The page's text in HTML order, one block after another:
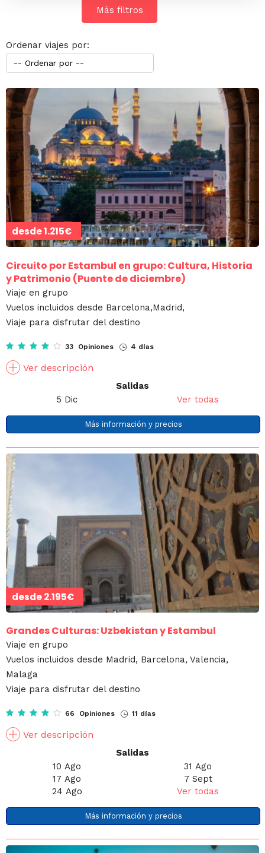
Más filtros
Ordenar viajes por:
desde1.215€
Circuito por Estambul en grupo: Cultura, Historia
y Patrimonio (Puente de diciembre)
Viaje en grupo
Vuelos incluidos desde Barcelona,Madrid,
Viaje para disfrutar del destino
33 Opiniones 4 días
Ver descripción
Salidas
5 Dic
Ver todas
Más información y precios
desde2.195€
Grandes Culturas: Uzbekistan y Estambul
Viaje en grupo
Vuelos incluidos desde Madrid, Barcelona, Valencia,
Malaga
Viaje para disfrutar del destino
66 Opiniones 11 días
Ver descripción
Salidas
10 Ago
17 Ago
24 Ago
31 Ago
7 Sept
Ver todas
Más información y precios